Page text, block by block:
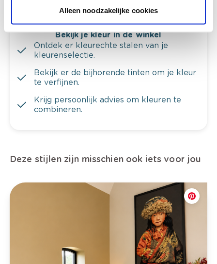
Alleen noodzakelijke cookies
Bekijk je kleur in de winkel
Ontdek er kleurechte stalen van je
kleurenselectie.
Bekijk er de bijhorende tinten om je kleur
te verfijnen.
Krijg persoonlijk advies om kleuren te
combineren.
Deze stijlen zijn misschien ook iets voor jou